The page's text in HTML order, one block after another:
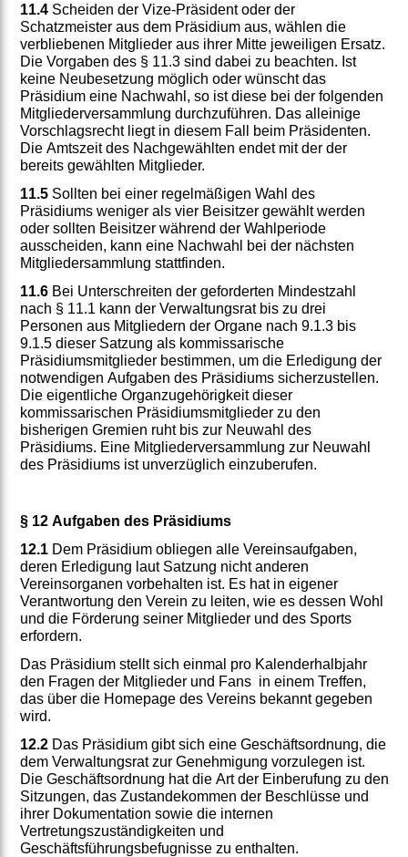
11.4 Scheiden der Vize-Präsident oder der
Schatzmeister aus dem Präsidium aus, wählen die
verbliebenen Mitglieder aus ihrer Mitte jeweiligen Ersatz.
Die Vorgaben des § 11.3 sind dabei zu beachten. Ist
keine Neubesetzung möglich oder wünscht das
Präsidium eine Nachwahl, so ist diese bei der folgenden
Mitgliederversammlung durchzuführen. Das alleinige
Vorschlagsrecht liegt in diesem Fall beim Präsidenten.
Die Amtszeit des Nachgewählten endet mit der der
bereits gewählten Mitglieder.
11.5 Sollten bei einer regelmäßigen Wahl des
Präsidiums weniger als vier Beisitzer gewählt werden
oder sollten Beisitzer während der Wahlperiode
ausscheiden, kann eine Nachwahl bei der nächsten
Mitgliedersammlung stattfinden.
11.6 Bei Unterschreiten der geforderten Mindestzahl
nach § 11.1 kann der Verwaltungsrat bis zu drei
Personen aus Mitgliedern der Organe nach 9.1.3 bis
9.1.5 dieser Satzung als kommissarische
Präsidiumsmitglieder bestimmen, um die Erledigung der
notwendigen Aufgaben des Präsidiums sicherzustellen.
Die eigentliche Organzugehörigkeit dieser
kommissarischen Präsidiumsmitglieder zu den
bisherigen Gremien ruht bis zur Neuwahl des
Präsidiums. Eine Mitgliederversammlung zur Neuwahl
des Präsidiums ist unverzüglich einzuberufen.
§ 12 Aufgaben des Präsidiums
12.1 Dem Präsidium obliegen alle Vereinsaufgaben,
deren Erledigung laut Satzung nicht anderen
Vereinsorganen vorbehalten ist. Es hat in eigener
Verantwortung den Verein zu leiten, wie es dessen Wohl
und die Förderung seiner Mitglieder und des Sports
erfordern.
Das Präsidium stellt sich einmal pro Kalenderhalbjahr
den Fragen der Mitglieder und Fans in einem Treffen,
das über die Homepage des Vereins bekannt gegeben
wird.
12.2 Das Präsidium gibt sich eine Geschäftsordnung, die
dem Verwaltungsrat zur Genehmigung vorzulegen ist.
Die Geschäftsordnung hat die Art der Einberufung zu den
Sitzungen, das Zustandekommen der Beschlüsse und
ihrer Dokumentation sowie die internen
Vertretungszuständigkeiten und
Geschäftsführungsbefugnisse zu enthalten.